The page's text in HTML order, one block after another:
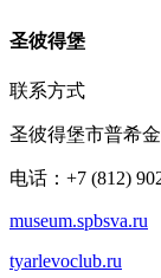
圣彼得堡
联系方式
圣彼得堡市普希
电话：+7 (812)
museum.spbsva.ru
tyarlevoclub.ru